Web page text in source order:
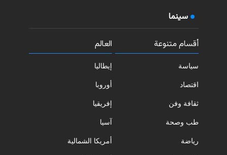
سينما
أقسام متنوعة
سياسة
اقتصاد
ثقافة وفن
طب وصحة
رياضة
العالم
إيطاليا
أوروبا
إفريقيا
آسيا
أمريكا الشمالية